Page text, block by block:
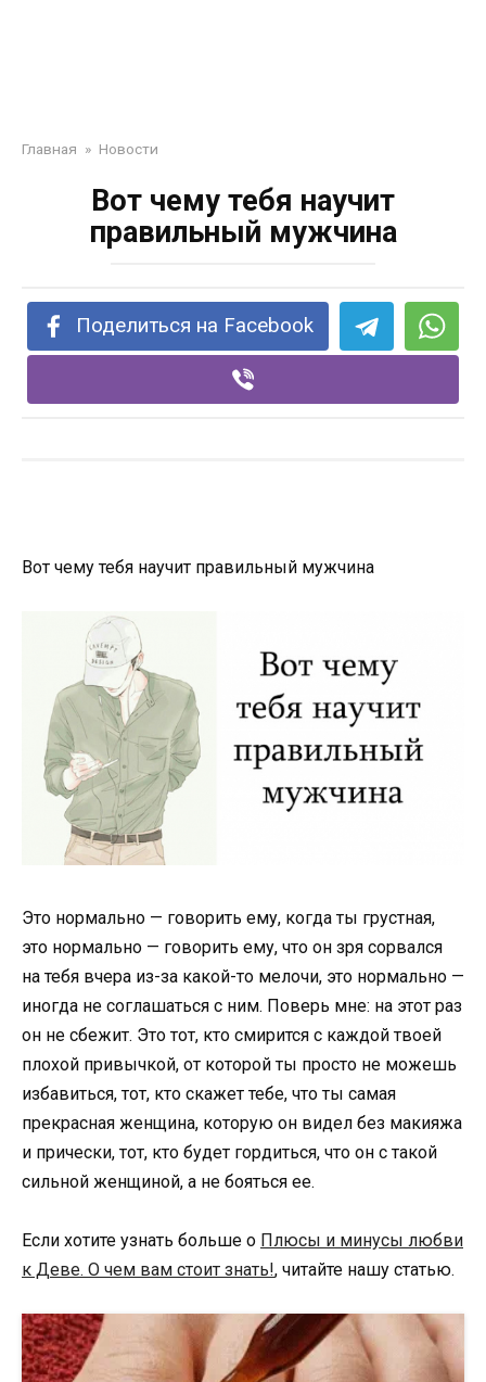
Главная » Новости
Вот чему тебя научит
правильный мужчина
Поделиться на Facebook
Вот чему тебя научит правильный мужчина
Это нормально — говорить ему, когда ты грустная,
это нормально — говорить ему, что он зря сорвался
на тебя вчера из-за какой-то мелочи, это нормально —
иногда не соглашаться с ним. Поверь мне: на этот раз
он не сбежит. Это тот, кто смирится с каждой твоей
плохой привычкой, от которой ты просто не можешь
избавиться, тот, кто скажет тебе, что ты самая
прекрасная женщина, которую он видел без макияжа
и прически, тот, кто будет гордиться, что он с такой
сильной женщиной, а не бояться ее.
Если хотите узнать больше о Плюсы и минусы любви
к Деве. О чем вам стоит знать!, читайте нашу статью.